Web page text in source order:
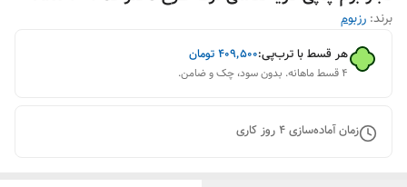
برند: رزبوم
هر قسط با ترب‌پی:۴۰۹٬۵۰۰تومان
۴ قسط ماهانه. بدون سود، چک و ضامن.
زمان آماده‌سازی4روز کاری